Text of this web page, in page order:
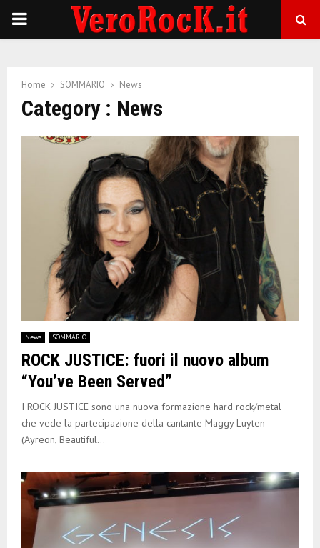
P
M
N
U
Home SOMMARIO News
Category : News
News SOMMARIO
ROCK JUSTICE: fuori il nuovo album
“You’ve Been Served”
I ROCK JUSTICE sono una nuova formazione hard rock/metal
che vede la partecipazione della cantante Maggy Luyten
(Ayreon, Beautiful...